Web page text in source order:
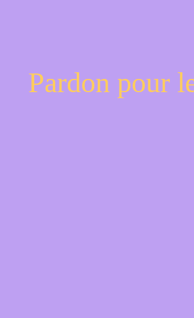
Pardon pour